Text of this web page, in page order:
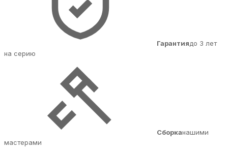
Гарантиядо 3 лет
на серию
Сборканашими
мастерами